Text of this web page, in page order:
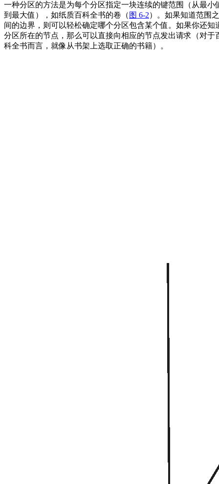
一种分区的方法是为每个分区指定一块连续的键范围（从最小
到最大值），如纸质百科全书的卷（ 图 6-2）。如果知道范围之
间的边界，则可以轻松确定哪个分区包含某个值。如果你还知
分区所在的节点，那么可以直接向相应的节点发出请求（对于
科全书而言，就像从书架上选取正确的书籍）。